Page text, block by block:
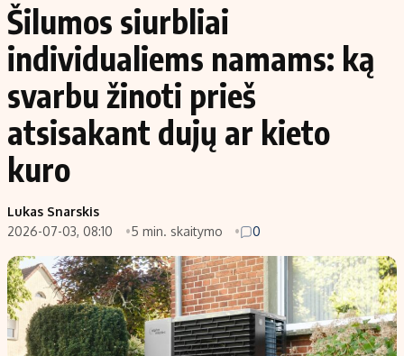
Šilumos siurbliai
individualiems namams: ką
svarbu žinoti prieš
atsisakant dujų ar kieto
kuro
Lukas Snarskis
2026-07-03, 08:10
5 min. skaitymo 0